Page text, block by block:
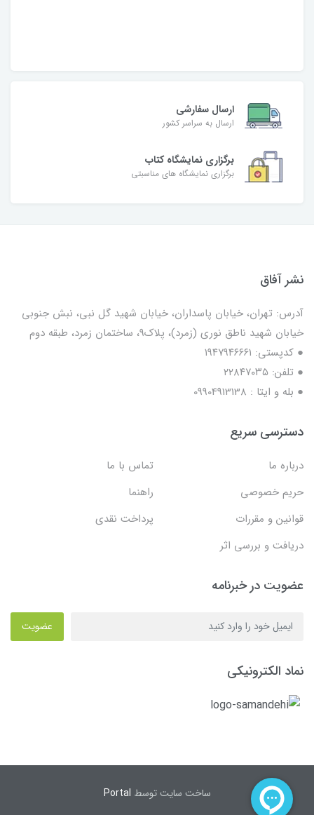
ارسال سفارشی
ارسال به سراسر کشور
برگزاری نمایشگاه کتاب
برگزاری نمایشگاه های مناسبتی
نشر آفاق
آدرس: تهران، خیابان پاسداران، خیابان شهید گل نبی، نبش جنوبی
خیابان شهید ناطق نوری (زمرد)، پلاک9، ساختمان زمرد، طبقه دوم
● کدپستی: ۱۹۴۷۹۴۶۶۶۱
● تلفن: ٢٢٨۴٧۰۳۵
● بله و ایتا : 09904913138
دسترسی سریع
درباره ما
تماس با ما
حریم خصوصی
راهنما
قوانین و مقررات
پرداخت نقدی
دریافت و بررسی اثر
عضویت در خبرنامه
عضویت
نماد الکترونیکی
ساخت سایت توسط Portal